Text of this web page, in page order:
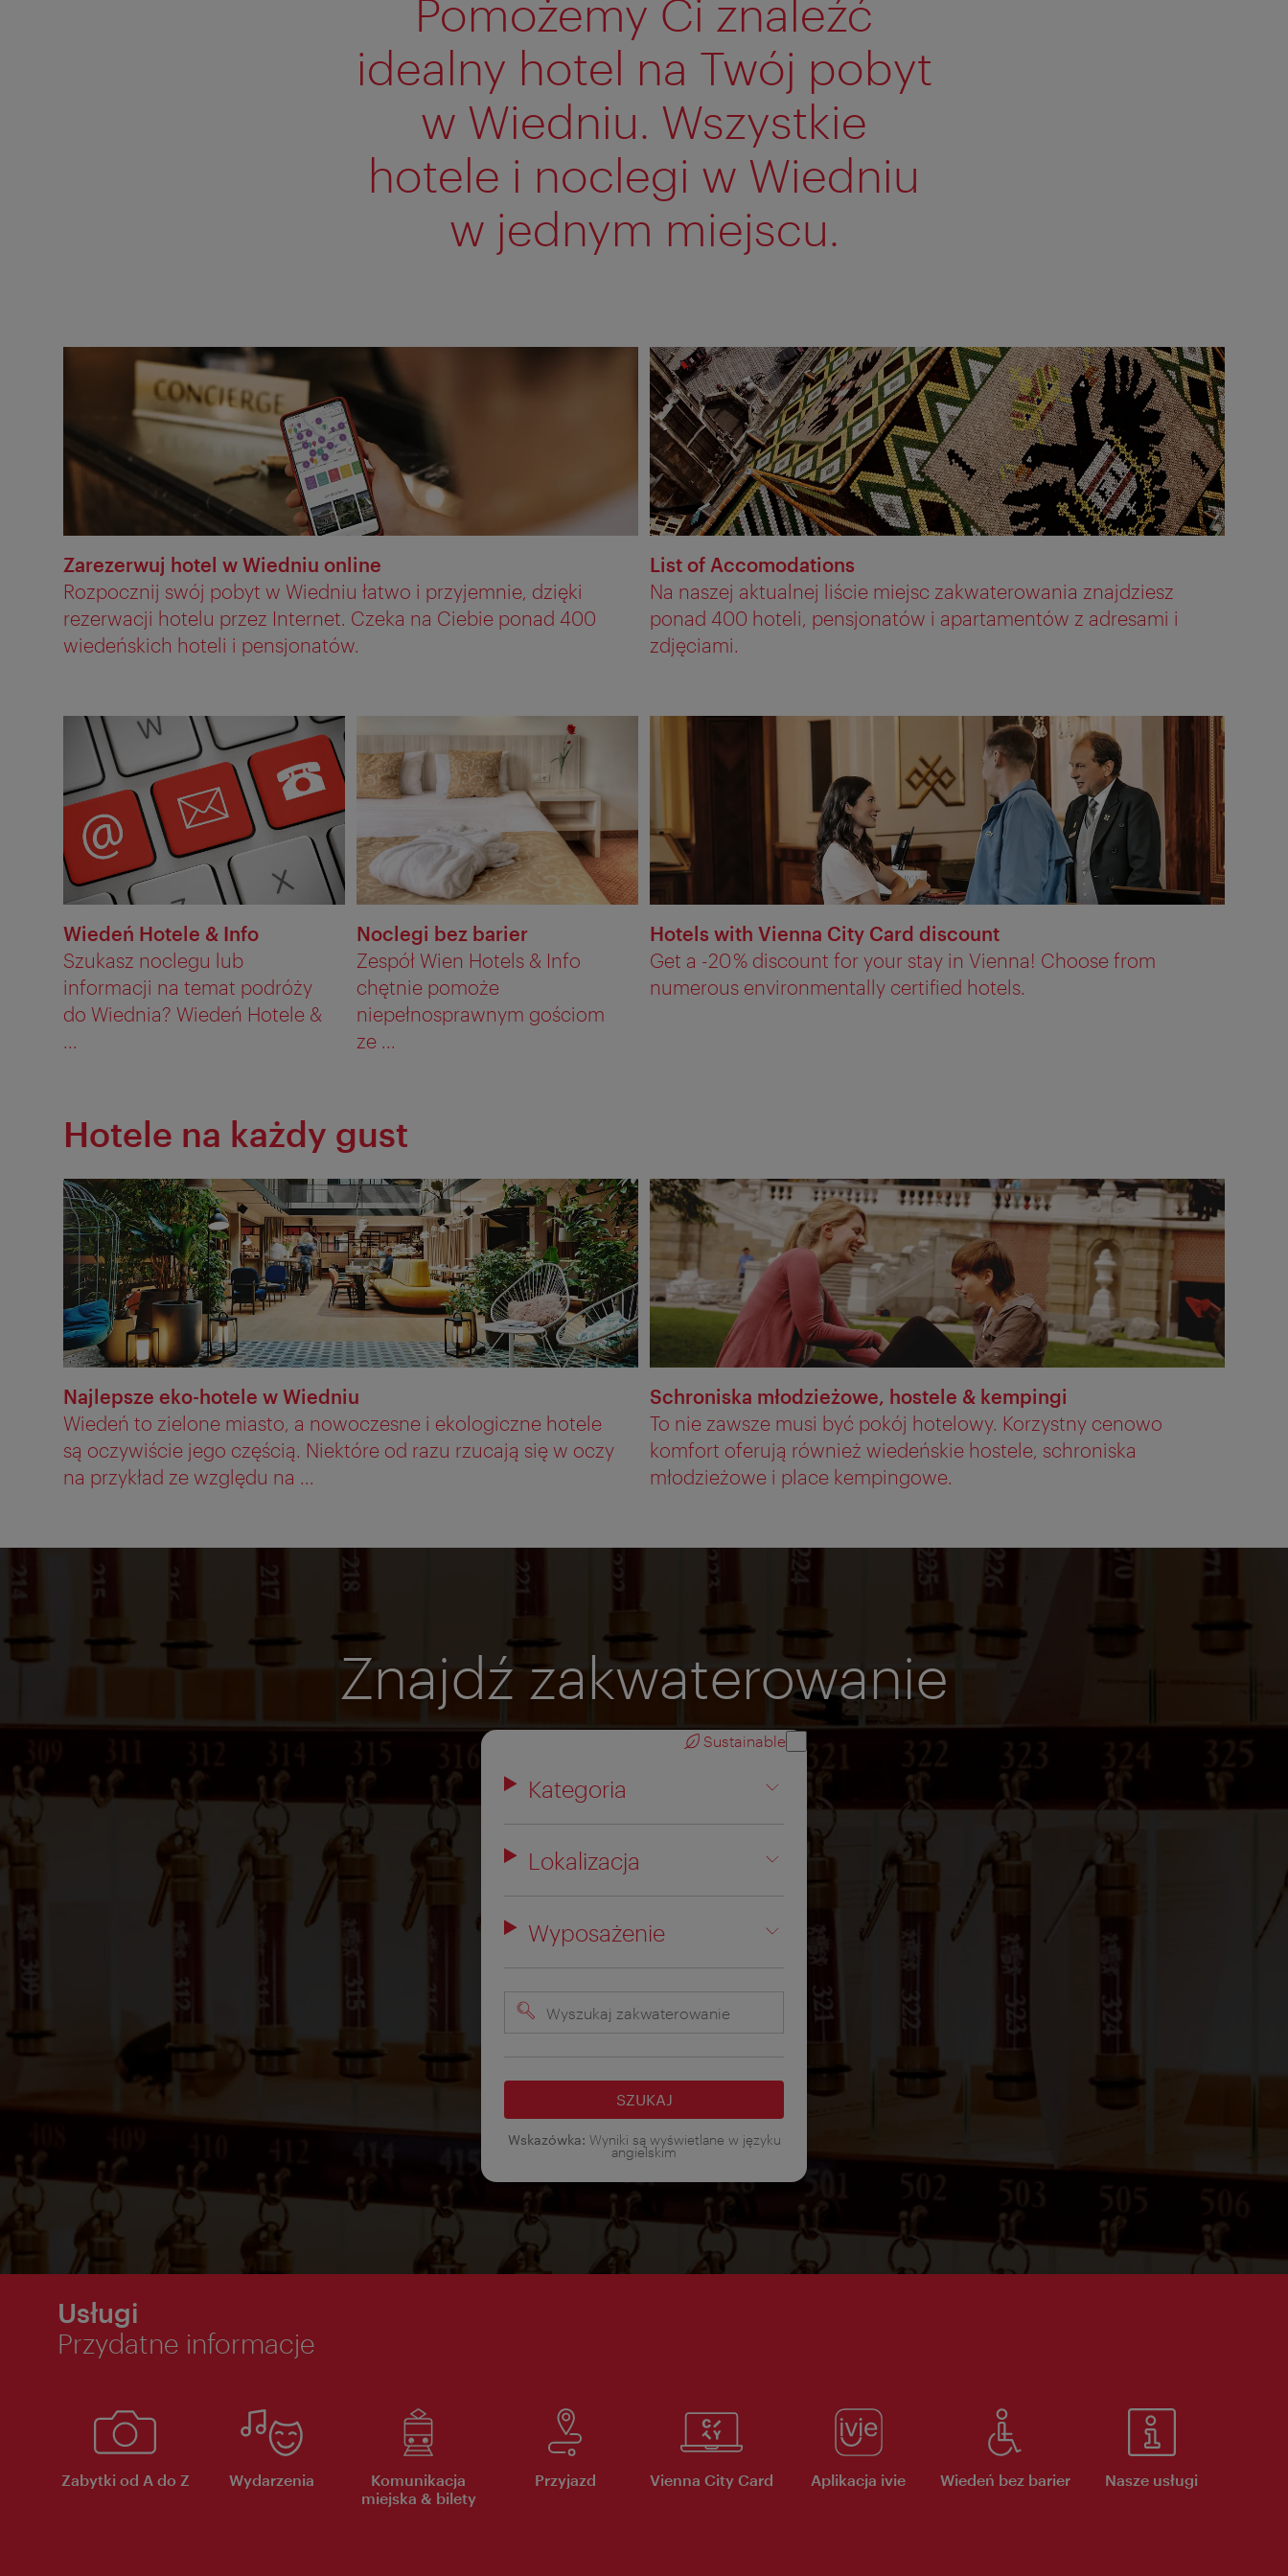
Pomożemy Ci znaleźć
idealny hotel na Twój pobyt
w Wiedniu. Wszystkie
hotele i noclegi w Wiedniu
w jednym miejscu.
Zarezerwuj hotel w Wiedniu online
Rozpocznij swój pobyt w Wiedniu łatwo i przyjemnie, dzięki
rezerwacji hotelu przez Internet. Czeka na Ciebie ponad 400
wiedeńskich hoteli i pensjonatów.
List of Accomodations
Na naszej aktualnej liście miejsc zakwaterowania znajdziesz
ponad 400 hoteli, pensjonatów i apartamentów z adresami i
zdjęciami.
Wiedeń Hotele & Info
Szukasz noclegu lub
informacji na temat podróży
do Wiednia? Wiedeń Hotele &
...
Noclegi bez barier
Zespół Wien Hotels & Info
chętnie pomoże
niepełnosprawnym gościom
ze ...
Hotels with Vienna City Card discount
Get a -20 % discount for your stay in Vienna! Choose from
numerous environmentally certified hotels.
Hotele na każdy gust
Najlepsze eko-hotele w Wiedniu
Wiedeń to zielone miasto, a nowoczesne i ekologiczne hotele
są oczywiście jego częścią. Niektóre od razu rzucają się w oczy
na przykład ze względu na ...
Schroniska młodzieżowe, hostele & kempingi
To nie zawsze musi być pokój hotelowy. Korzystny cenowo
komfort oferują również wiedeńskie hostele, schroniska
młodzieżowe i place kempingowe.
Znajdź zakwaterowanie
Sustainable
Kategoria
Lokalizacja
Wyposażenie
Wyszukaj
zakwaterowanie
SZUKAJ
Wskazówka: Wyniki są wyświetlane w języku
angielskim
Usługi
Przydatne informacje
Zabytki od A do Z Wydarzenia
Komunikacja
miejska & bilety
Przyjazd Vienna City Card Aplikacja ivie Wiedeń bez barier Nasze usługi